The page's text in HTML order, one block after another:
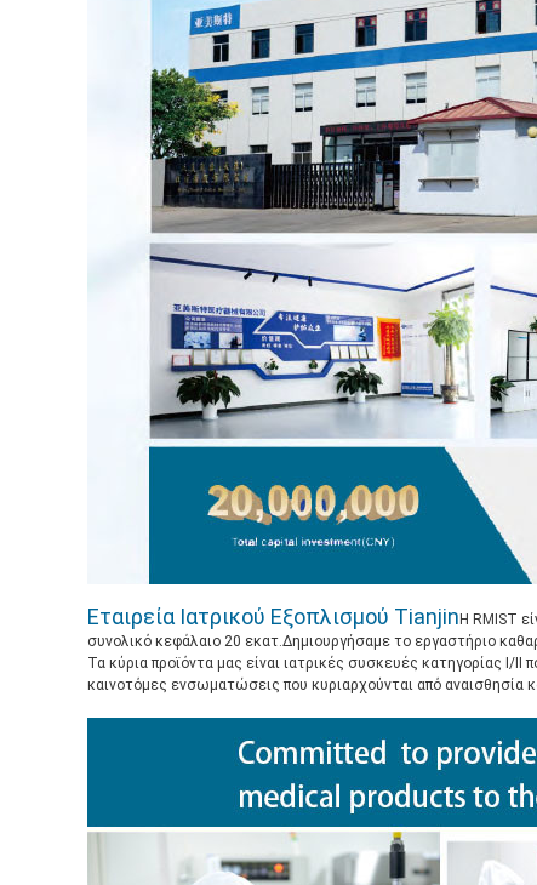
Εταιρεία Ιατρικού Εξοπλισμού Tianjin Η RMIST
συνολικό κεφάλαιο 20 εκατ.Δημιουργήσαμε το εργαστήριο
Τα κύρια προϊόντα μας είναι ιατρικές συσκευές κατηγορίας
καινοτόμες ενσωματώσεις που κυριαρχούνται από αναισθησία